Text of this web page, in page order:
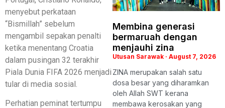
menyebut perkataan
“Bismillah” sebelum
mengambil sepakan penalti
ketika menentang Croatia
dalam pusingan 32 terakhir
Piala Dunia FIFA 2026 menjadi
tular di media sosial.
Perhatian peminat tertumpu
Membina generasi
bermaruah dengan
menjauhi zina
Utusan Sarawak August 7, 2026
ZINA merupakan salah satu
dosa besar yang diharamkan
oleh Allah SWT kerana
membawa kerosakan yang